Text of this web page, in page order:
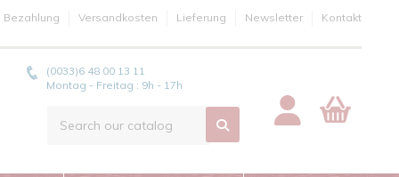
Bezahlung Versandkosten Lieferung Newsletter Kontakt
(0033)6 48 00 13 11
Montag - Freitag : 9h - 17h